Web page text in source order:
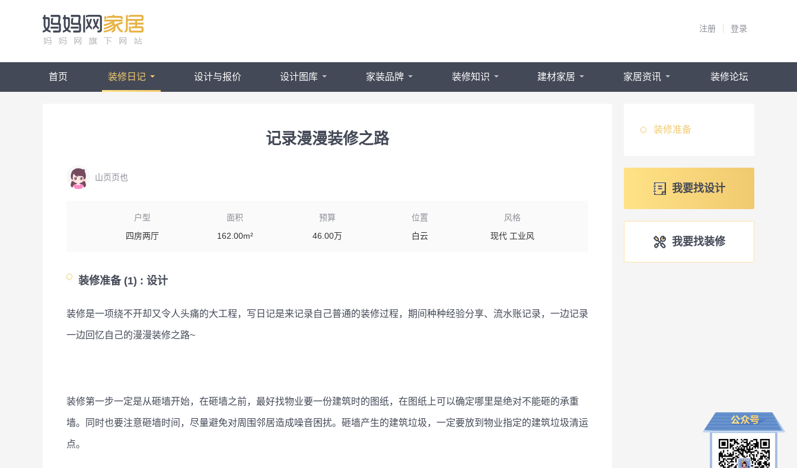
注册 登录
首页 装修日记 设计与报价 设计图库 家装品牌 装修知识 建材家居 家居资讯 装修论坛
记录漫漫装修之路
山页页也
户型
四房两厅
面积
162.00m²
预算
46.00万
位置
白云
风格
现代 工业风
装修准备 (1) : 设计
装修是一项绕不开却又令人头痛的大工程，写日记是来记录自己普通的装修过程，期间种种经验分享、流水账记录，一边记录
一边回忆自己的漫漫装修之路~
装修第一步一定是从砸墙开始，在砸墙之前，最好找物业要一份建筑时的图纸，在图纸上可以确定哪里是绝对不能砸的承重
墙。同时也要注意砸墙时间，尽量避免对周围邻居造成噪音困扰。砸墙产生的建筑垃圾，一定要放到物业指定的建筑垃圾清运
点。
装修准备
我要找设计
我要找装修